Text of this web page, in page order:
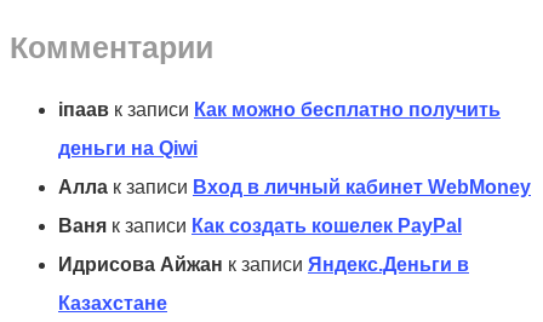
Комментарии
іпаав к записи Как можно бесплатно получить
деньги на Qiwi
Алла к записи Вход в личный кабинет WebMoney
Ваня к записи Как создать кошелек PayPal
Идрисова Айжан к записи Яндекс.Деньги в
Казахстане